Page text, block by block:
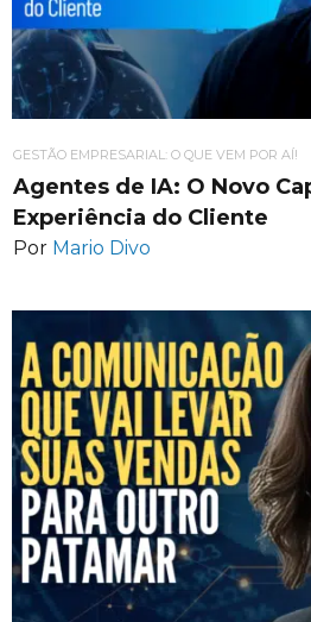
GESTÃO EMPRESARIAL: O QUE VEM POR AÍ!
Agentes de IA: O Novo
Experiência do Cliente
Por Mario Divo